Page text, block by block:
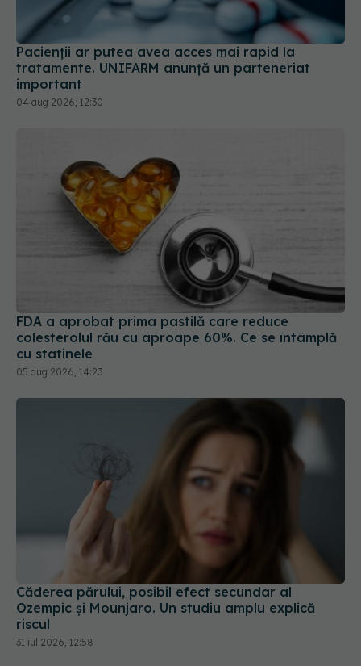
Pacienții ar putea avea acces mai rapid la
tratamente. UNIFARM anunță un parteneriat
important
04 aug 2026, 12:30
FDA a aprobat prima pastilă care reduce
colesterolul rău cu aproape 60%. Ce se întâmplă
cu statinele
05 aug 2026, 14:23
Căderea părului, posibil efect secundar al
Ozempic și Mounjaro. Un studiu amplu explică
31 iul 2026, 12:58